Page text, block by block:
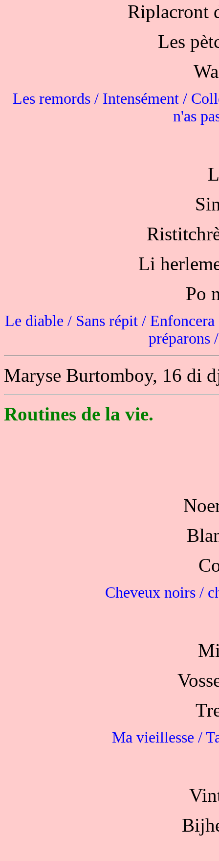
Riplacront
Les
Les remords / Intensément /
n'as
Li
Po
Le diable / Sans répit /
préparons
Maryse Burtomboy, 16 di
Routines de la vie.
Cheveux noirs /
Ma vieillesse /